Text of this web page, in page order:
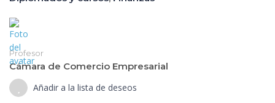
Profesor
Cámara de Comercio Empresarial
Añadir a la lista de deseos